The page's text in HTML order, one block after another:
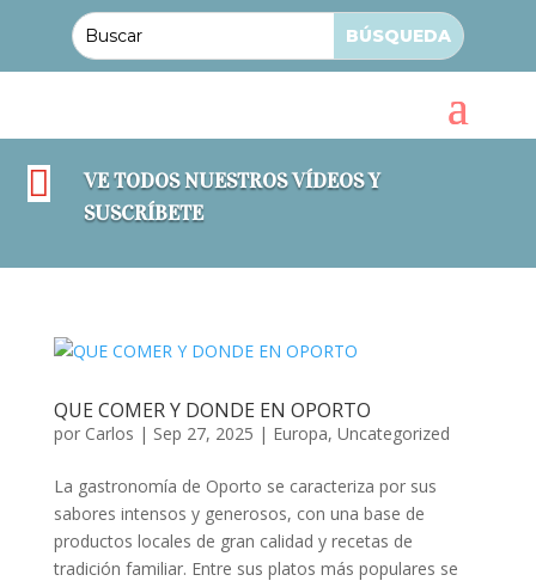

VE TODOS NUESTROS VÍDEOS Y
SUSCRÍBETE
QUE COMER Y DONDE EN OPORTO
por Carlos | Sep 27, 2025 | Europa, Uncategorized
La gastronomía de Oporto se caracteriza por sus
sabores intensos y generosos, con una base de
productos locales de gran calidad y recetas de
tradición familiar. Entre sus platos más populares se